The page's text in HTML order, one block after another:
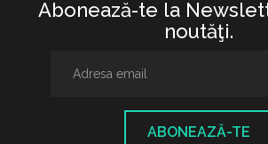
Abonează-te la
noutăţi.
ABONEAZĂ-TE